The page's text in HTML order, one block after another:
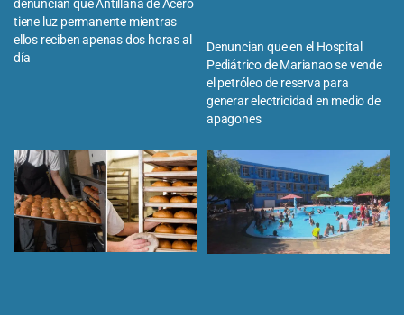
denuncian que Antillana de Acero
tiene luz permanente mientras
ellos reciben apenas dos horas al
día
Denuncian que en el Hospital
Pediátrico de Marianao se vende
el petróleo de reserva para
generar electricidad en medio de
apagones